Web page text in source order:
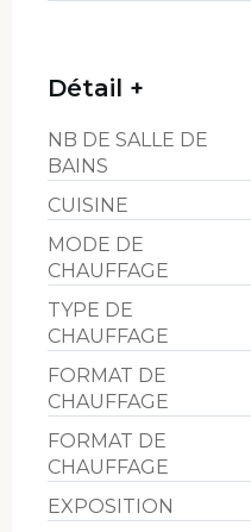
Détail +
NB DE SALLE DE
BAINS
CUISINE
MODE DE
CHAUFFAGE
TYPE DE
CHAUFFAGE
FORMAT DE
CHAUFFAGE
FORMAT DE
CHAUFFAGE
EXPOSITION